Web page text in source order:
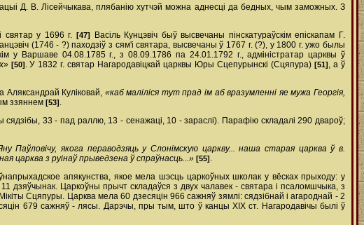
Д. В. Лісейчыкава, плябанію хутчэй можна аднесці да бедных, чым заможных. З
святар у 1696 г.[47]
Васіль Кунцэвіч быў высвечаны пінска­тураўскім епіскапам Г.
(1746 - ?) паходзіў з сям'і святара, высвечаны ў 1767 г. (?), у 1800 г. ужо былы
у Варшаве 04.08.1785 г., з 08.09.1786 па 24.01.1792 г., адміністратар царквы ў
[50]. У 1832 г. святар Нагародавіцкай царквы Юры Сцепурынскі (Сцяпура)[51], а ў
Куліковай, «каб маліліся тут прад ім аб вразумленні яе мужа Георгія,
ззяннем [53].
сядзібы, 33 - пад раллю, 13 - сенажаці, 10 - зараслі). Парафію складалі 290 двароў;
Паўловічу, якога пераводзяць у Слонімскую царкву... наша старая царква ў в.
царква з руінаў прыведзена ў спраўнасць...» [55].
апякунства, якое мела шэсць царкоўных школак у вёсках прыходу: у
дзяўчынак. Царкоўны прычт складаўся з двух чалавек - святара і псаломшчыка, з
Сцяпуры. Царква мела 60 дзесяцін 966 сажняў зямлі: сядзібнай і агароднай - 2
679 сажняў - лясы. Дарэчы, пры тым, што ў канцы ХIХ ст. Нагародавічы былі ў